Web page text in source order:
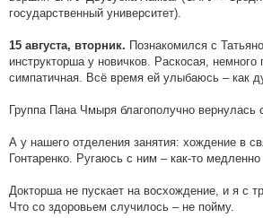
государственный университет).
15 августа, вторник. Познакомился с
инструкторша у новичков. Раскосая, немного
симпатичная. Всё время ей улыбаюсь – как
Группа Пана Чмыря благополучно вернулась
А у нашего отделения занятия: хождение в
Гонтаренко. Ругаюсь с ним – как-то медленно
Докторша не пускает на восхождение, и я с
Что со здоровьем случилось – не пойму.